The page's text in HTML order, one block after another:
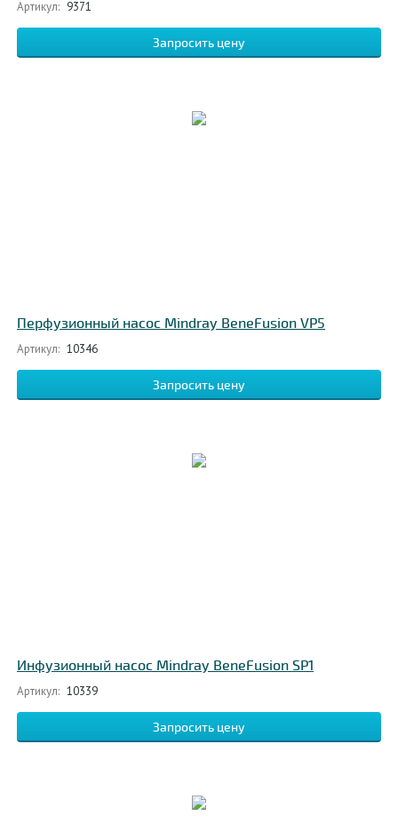
Артикул: 9371
Запросить цену
Перфузионный насос Mindray BeneFusion VP5
Артикул: 10346
Запросить цену
Инфузионный насос Mindray BeneFusion SP1
Артикул: 10339
Запросить цену